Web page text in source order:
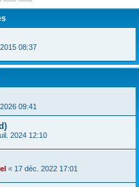
r
08:37
09:41
2024 12:10
« 17 déc. 2022 17:01